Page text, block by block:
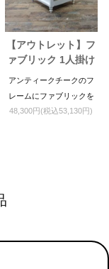
【アウトレット】フ
ァブリック 1人掛け
ソファ
アンティークチークのフ
レームにファブリックを
組み合わせた一人掛けソ
48,300円(税込53,130円)